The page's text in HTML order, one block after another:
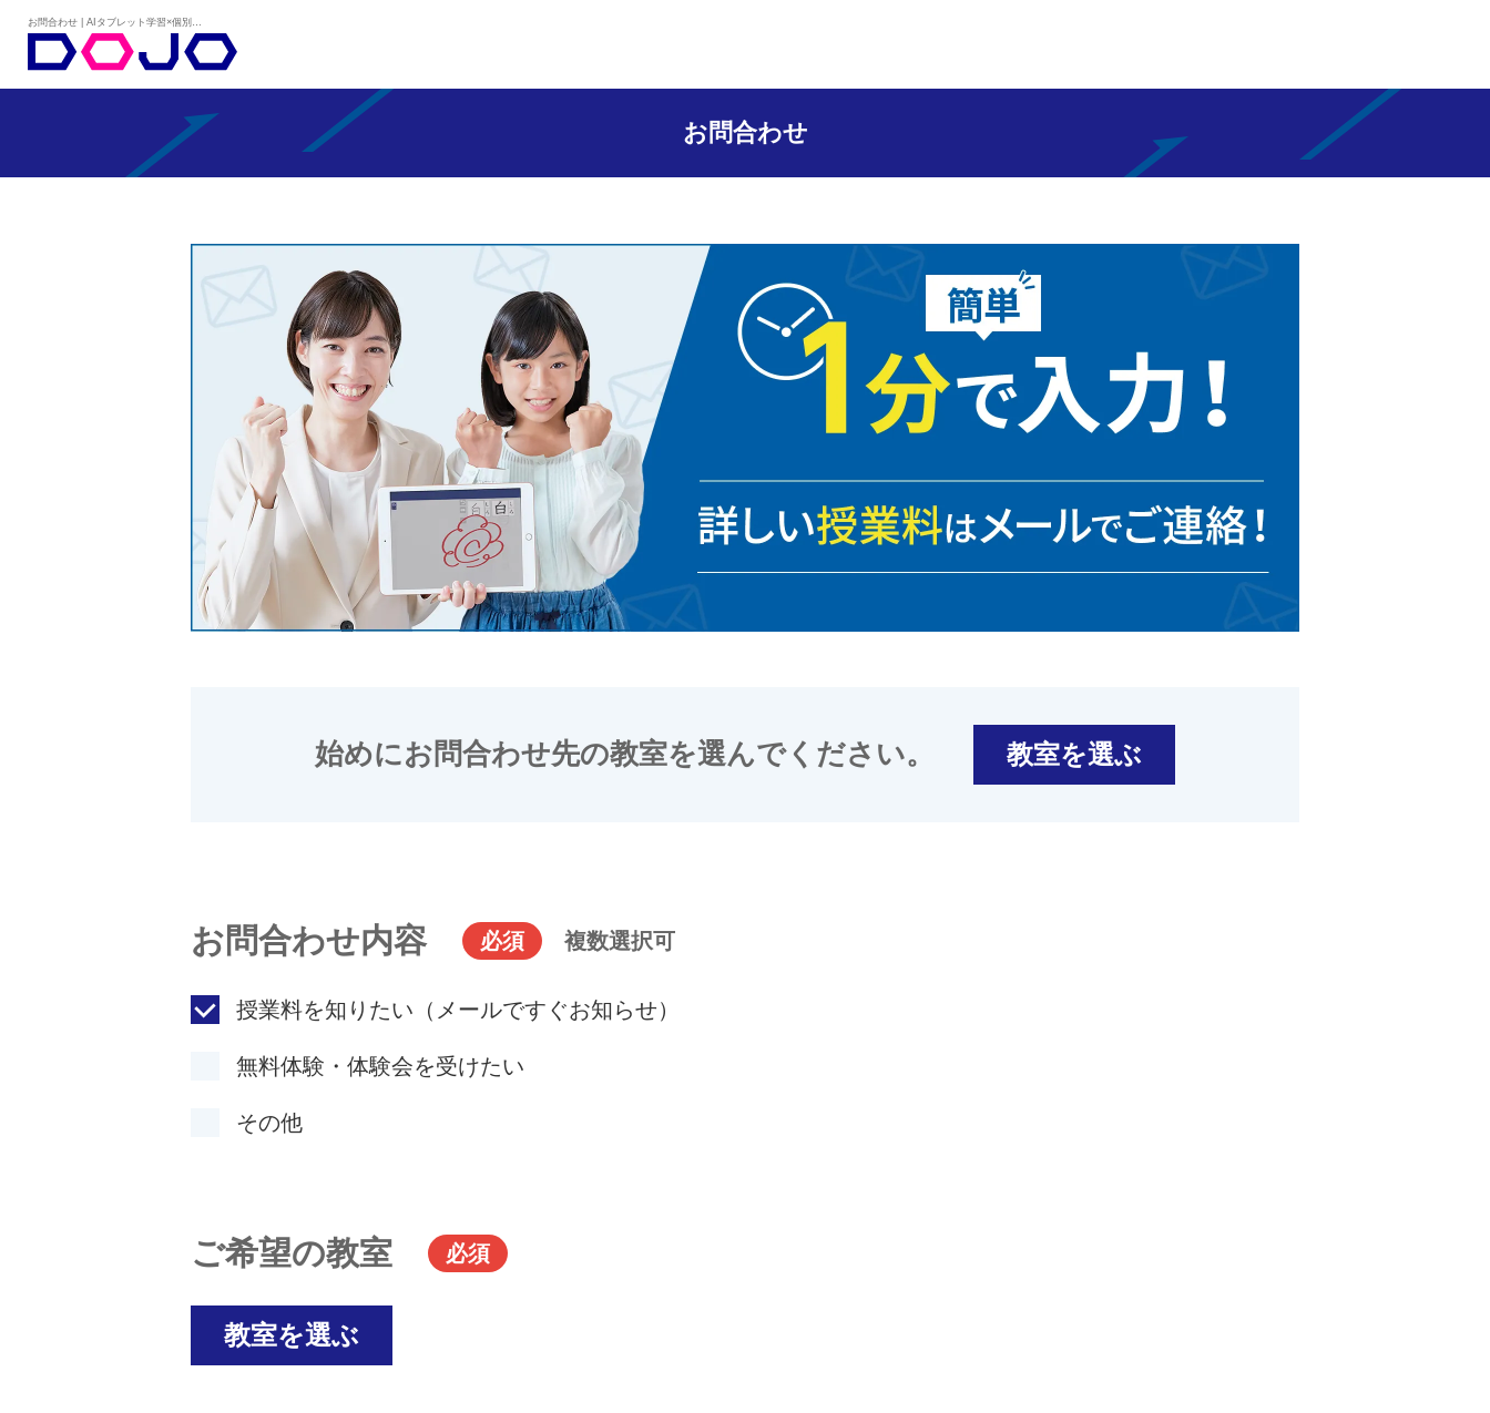
お問合わせ
始めにお問合わせ先の教室を選んでください。 教室を選ぶ
お問合わせ内容 必須 複数選択可
授業料を知りたい（メールですぐお知らせ）
無料体験・体験会を受けたい
その他
ご希望の教室 必須
教室を選ぶ